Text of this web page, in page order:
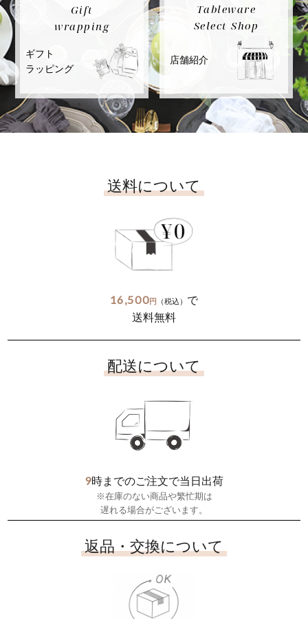
Gift
wrapping
ギフト
ラッピング
Tableware
Select Shop
店舗紹介
送料について
16,500円 （税込） で
送料無料
配送について
9時までのご注文で当日出荷
※在庫のない商品や繁忙期は
遅れる場合がございます。
返品・交換について